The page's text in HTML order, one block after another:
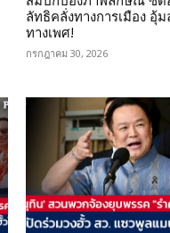
ลัทธิคลั่งทางการเมือง อุ้ม
ทางเพศ!
กรกฎาคม 30, 2026